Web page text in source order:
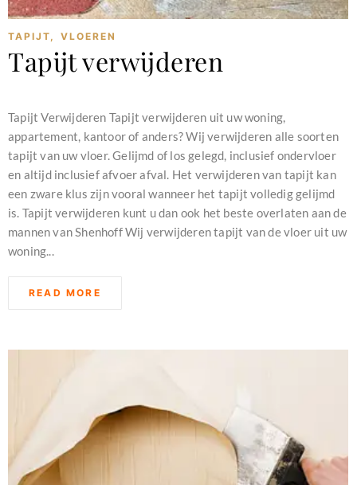
TAPIJT, VLOEREN
Tapijt verwijderen
Tapijt Verwijderen Tapijt verwijderen uit uw woning,
appartement, kantoor of anders? Wij verwijderen alle soorten
tapijt van uw vloer. Gelijmd of los gelegd, inclusief ondervloer
en altijd inclusief afvoer afval. Het verwijderen van tapijt kan
een zware klus zijn vooral wanneer het tapijt volledig gelijmd
is. Tapijt verwijderen kunt u dan ook het beste overlaten aan de
mannen van Shenhoff Wij verwijderen tapijt van de vloer uit uw
woning...
READ MORE